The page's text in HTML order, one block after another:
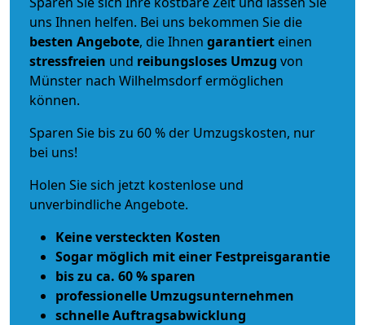
uns Ihnen helfen. Bei uns bekommen Sie die
besten Angebote, die Ihnen garantiert einen
stressfreien und reibungsloses Umzug von
Münster nach Wilhelmsdorf ermöglichen
können.
Sparen Sie bis zu 60 % der Umzugskosten, nur
bei uns!
Holen Sie sich jetzt kostenlose und
unverbindliche Angebote.
Keine versteckten Kosten
Sogar möglich mit einer Festpreisgarantie
bis zu ca. 60 % sparen
professionelle Umzugsunternehmen
schnelle Auftragsabwicklung